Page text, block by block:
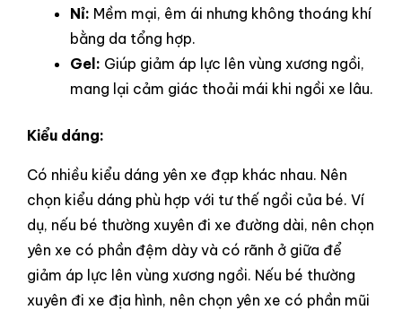
Nỉ: Mềm mại, êm ái nhưng không thoáng khí
bằng da tổng hợp.
Gel: Giúp giảm áp lực lên vùng xương ngồi,
mang lại cảm giác thoải mái khi ngồi xe lâu.
Kiểu dáng:
Có nhiều kiểu dáng yên xe đạp khác nhau. Nên
chọn kiểu dáng phù hợp với tư thế ngồi của bé. Ví
dụ, nếu bé thường xuyên đi xe đường dài, nên chọn
yên xe có phần đệm dày và có rãnh ở giữa để
giảm áp lực lên vùng xương ngồi. Nếu bé thường
xuyên đi xe địa hình, nên chọn yên xe có phần mũi